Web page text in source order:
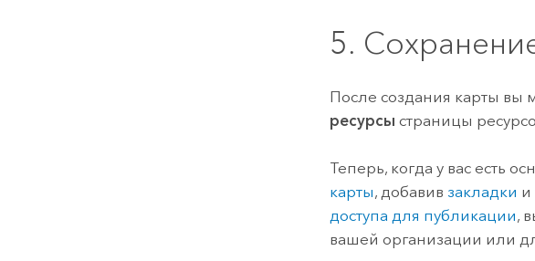
5.
После создания карты вы
ресурсы страницы
Теперь, когда у вас есть
карты, добавив закладки и
доступа для публикации,
вашей организации или